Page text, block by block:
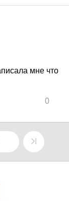
мне что
0